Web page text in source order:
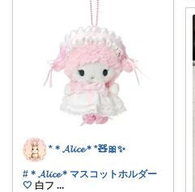
*＊𝓐𝓵𝓲𝓬𝓮＊*🧸🎀✨
#＊𝓐𝓵𝓲𝓬𝓮＊マスコットホルダー
🤍 白フ ...